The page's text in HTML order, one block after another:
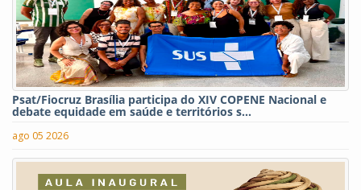
Psat/Fiocruz Brasília participa do XIV COPENE Nacional e
debate equidade em saúde e territórios s...
ago 05 2026